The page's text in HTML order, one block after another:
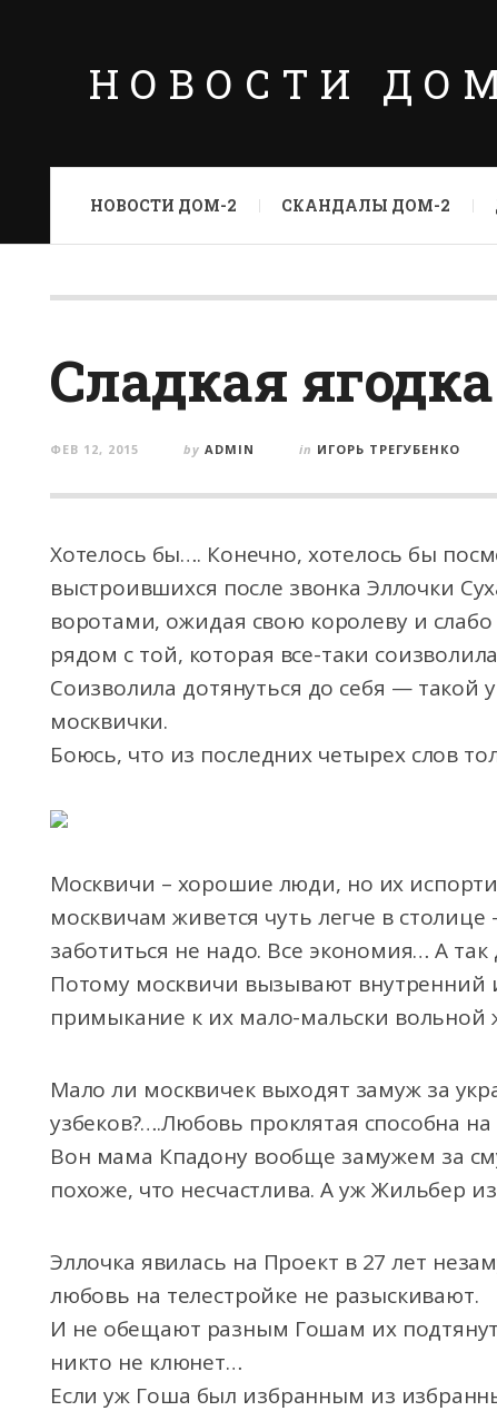
НОВОСТИ
НОВОСТИ ДОМ-2 СКАНДАЛЫ ДОМ-2
Сладкая
ФЕВ 12, 2015 by ADMIN in ИГОРЬ ТРЕГУБЕНКО
Хотелось бы…. Конечно, хотелось бы
выстроившихся после звонка Эллочки
воротами, ожидая свою королеву и
рядом с той, которая все-таки
Соизволила дотянуться до себя — такой
москвички.
Боюсь, что из последних четырех слов
Москвичи – хорошие люди, но их
москвичам живется чуть легче в
заботиться не надо. Все экономия… А
Потому москвичи вызывают внутренний
примыкание к их мало-мальски вольной
Мало ли москвичек выходят замуж за
узбеков?….Любовь проклятая способна
Вон мама Кпадону вообще замужем за
похоже, что несчастлива. А уж Жильбер
Эллочка явилась на Проект в 27 лет
любовь на телестройке не разыскивают.
И не обещают разным Гошам их
никто не клюнет…
Если уж Гоша был избранным из